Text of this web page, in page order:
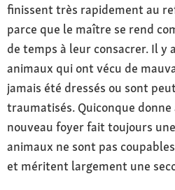
finissent très rapidement au
parce que le maître se rend
de temps à leur consacrer. Il y
animaux qui ont vécu de
jamais été dressés ou sont
traumatisés. Quiconque donne
nouveau foyer fait toujours
animaux ne sont pas
et méritent largement une